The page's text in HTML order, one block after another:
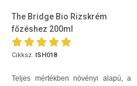
The Bridge Bio Rizskrém
főzéshez 200ml
Cikksz. ISH018
Teljes mértékben növényi alapú, a